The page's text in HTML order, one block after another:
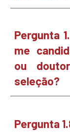
Pergunta 1.
me
ou
seleção?
Pergunta 1.